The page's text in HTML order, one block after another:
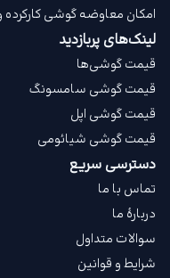
امکان معاوضه گوشی
لینک‌های پربازدید
قیمت گوشی‌ها
قیمت گوشی سامسونگ
قیمت گوشی اپل
قیمت گوشی شیائومی
دسترسی سریع
تماس با ما
دربارهٔ ما
سوالات متداول
شرایط و قوانین